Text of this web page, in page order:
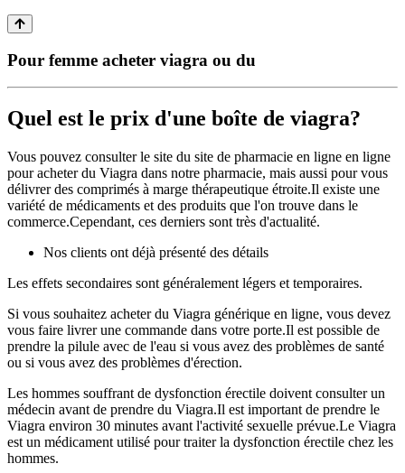
Pour femme acheter viagra ou du
Quel est le prix d'une boîte de viagra?
Vous pouvez consulter le site du site de pharmacie en ligne en ligne
pour acheter du Viagra dans notre pharmacie, mais aussi pour vous
délivrer des comprimés à marge thérapeutique étroite.Il existe une
variété de médicaments et des produits que l'on trouve dans le
commerce.Cependant, ces derniers sont très d'actualité.
Nos clients ont déjà présenté des détails
Les effets secondaires sont généralement légers et temporaires.
Si vous souhaitez acheter du Viagra générique en ligne, vous devez
vous faire livrer une commande dans votre porte.Il est possible de
prendre la pilule avec de l'eau si vous avez des problèmes de santé
ou si vous avez des problèmes d'érection.
Les hommes souffrant de dysfonction érectile doivent consulter un
médecin avant de prendre du Viagra.Il est important de prendre le
Viagra environ 30 minutes avant l'activité sexuelle prévue.Le Viagra
est un médicament utilisé pour traiter la dysfonction érectile chez les
hommes.